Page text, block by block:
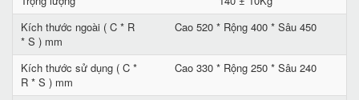
Kích thước ngoài ( C * R
* S ) mm
Cao 520 * Rộng 400 * Sâu 450
Kích thước sử dụng ( C *
R * S ) mm
Cao 330 * Rộng 250 * Sâu 240